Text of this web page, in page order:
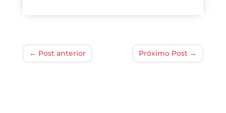
← Post anterior Próximo Post →